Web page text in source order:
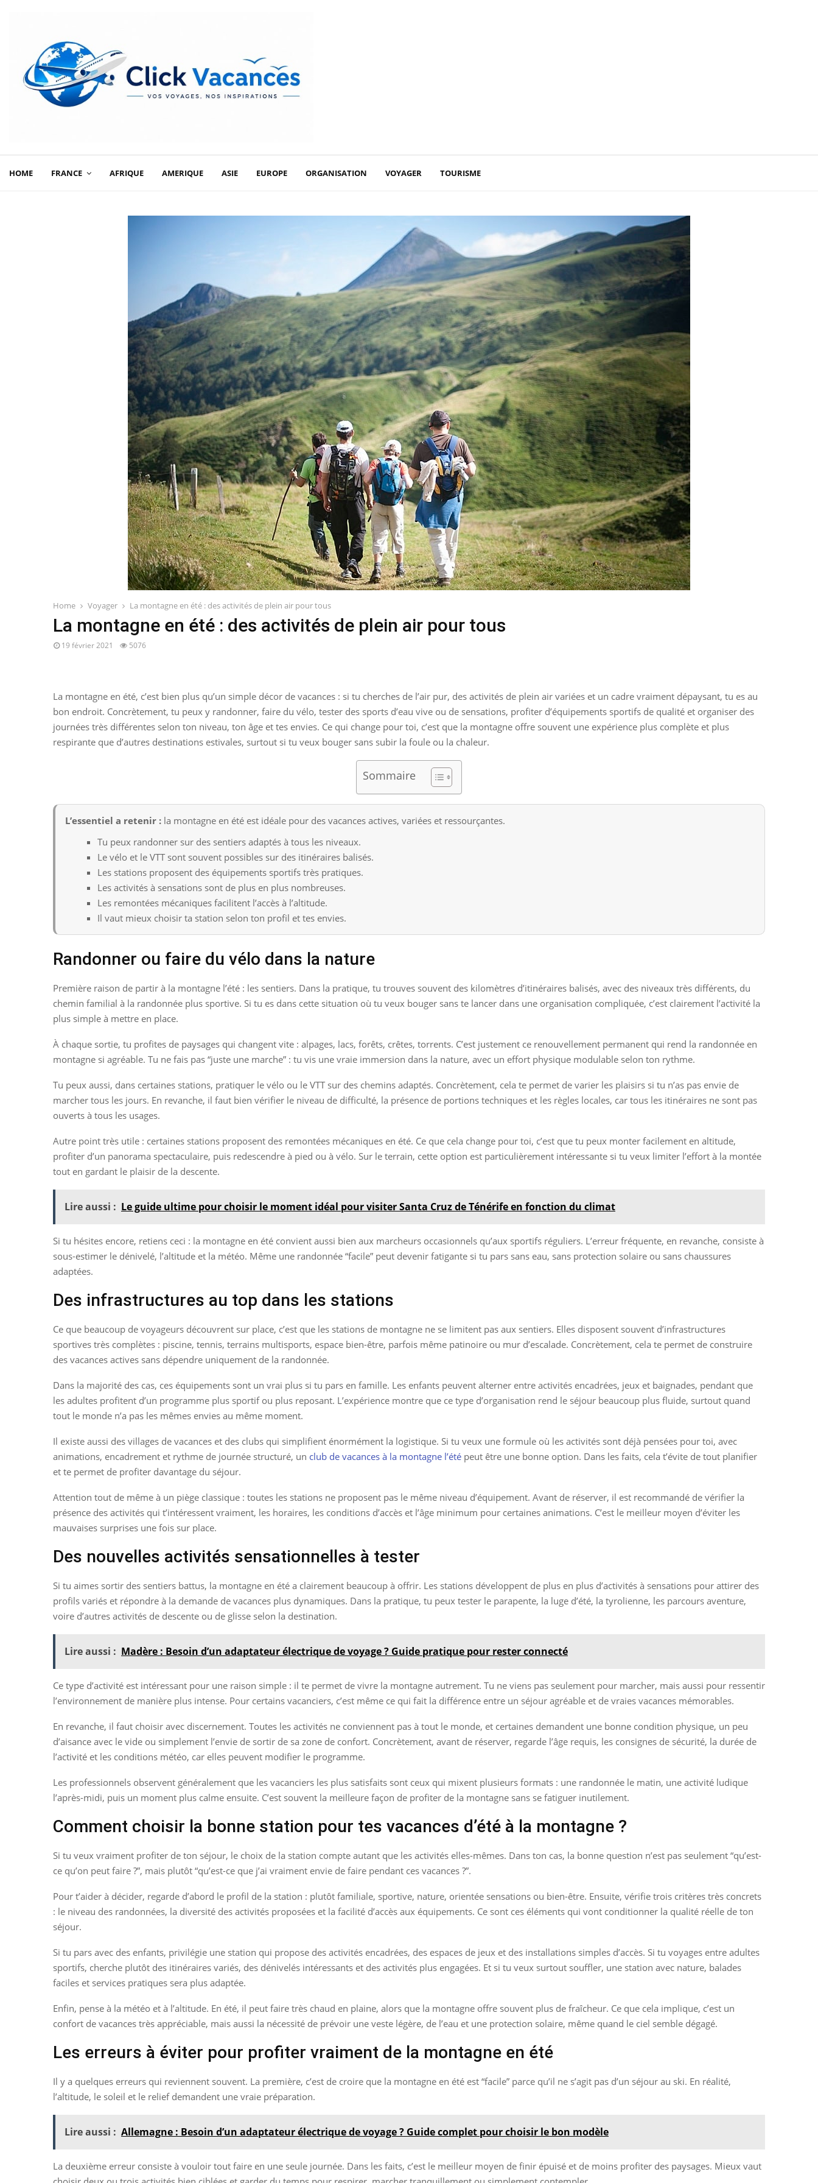
HOME FRANCE AFRIQUE AMERIQUE ASIE EUROPE ORGANISATION VOYAGER TOURISME
Home Voyager La montagne en été : des activités de plein air pour tous
La montagne en été : des activités de plein air pour tous
19 février 2021 5076
La montagne en été, c’est bien plus qu’un simple décor de vacances : si tu cherches de l’air pur, des activités de plein air variées et un cadre vraiment dépaysant, tu es au
bon endroit. Concrètement, tu peux y randonner, faire du vélo, tester des sports d’eau vive ou de sensations, profiter d’équipements sportifs de qualité et organiser des
journées très différentes selon ton niveau, ton âge et tes envies. Ce qui change pour toi, c’est que la montagne offre souvent une expérience plus complète et plus
respirante que d’autres destinations estivales, surtout si tu veux bouger sans subir la foule ou la chaleur.
Sommaire
L’essentiel a retenir : la montagne en été est idéale pour des vacances actives, variées et ressourçantes.
Tu peux randonner sur des sentiers adaptés à tous les niveaux.
Le vélo et le VTT sont souvent possibles sur des itinéraires balisés.
Les stations proposent des équipements sportifs très pratiques.
Les activités à sensations sont de plus en plus nombreuses.
Les remontées mécaniques facilitent l’accès à l’altitude.
Il vaut mieux choisir ta station selon ton profil et tes envies.
Randonner ou faire du vélo dans la nature
Première raison de partir à la montagne l’été : les sentiers. Dans la pratique, tu trouves souvent des kilomètres d’itinéraires balisés, avec des niveaux très différents, du
chemin familial à la randonnée plus sportive. Si tu es dans cette situation où tu veux bouger sans te lancer dans une organisation compliquée, c’est clairement l’activité la
plus simple à mettre en place.
À chaque sortie, tu profites de paysages qui changent vite : alpages, lacs, forêts, crêtes, torrents. C’est justement ce renouvellement permanent qui rend la randonnée en
montagne si agréable. Tu ne fais pas “juste une marche” : tu vis une vraie immersion dans la nature, avec un effort physique modulable selon ton rythme.
Tu peux aussi, dans certaines stations, pratiquer le vélo ou le VTT sur des chemins adaptés. Concrètement, cela te permet de varier les plaisirs si tu n’as pas envie de
marcher tous les jours. En revanche, il faut bien vérifier le niveau de difficulté, la présence de portions techniques et les règles locales, car tous les itinéraires ne sont pas
ouverts à tous les usages.
Autre point très utile : certaines stations proposent des remontées mécaniques en été. Ce que cela change pour toi, c’est que tu peux monter facilement en altitude,
profiter d’un panorama spectaculaire, puis redescendre à pied ou à vélo. Sur le terrain, cette option est particulièrement intéressante si tu veux limiter l’effort à la montée
tout en gardant le plaisir de la descente.
Lire aussi : Le guide ultime pour choisir le moment idéal pour visiter Santa Cruz de Ténérife en fonction du climat
Si tu hésites encore, retiens ceci : la montagne en été convient aussi bien aux marcheurs occasionnels qu’aux sportifs réguliers. L’erreur fréquente, en revanche, consiste à
sous-estimer le dénivelé, l’altitude et la météo. Même une randonnée “facile” peut devenir fatigante si tu pars sans eau, sans protection solaire ou sans chaussures
adaptées.
Des infrastructures au top dans les stations
Ce que beaucoup de voyageurs découvrent sur place, c’est que les stations de montagne ne se limitent pas aux sentiers. Elles disposent souvent d’infrastructures
sportives très complètes : piscine, tennis, terrains multisports, espace bien-être, parfois même patinoire ou mur d’escalade. Concrètement, cela te permet de construire
des vacances actives sans dépendre uniquement de la randonnée.
Dans la majorité des cas, ces équipements sont un vrai plus si tu pars en famille. Les enfants peuvent alterner entre activités encadrées, jeux et baignades, pendant que
les adultes profitent d’un programme plus sportif ou plus reposant. L’expérience montre que ce type d’organisation rend le séjour beaucoup plus fluide, surtout quand
tout le monde n’a pas les mêmes envies au même moment.
Il existe aussi des villages de vacances et des clubs qui simplifient énormément la logistique. Si tu veux une formule où les activités sont déjà pensées pour toi, avec
animations, encadrement et rythme de journée structuré, un club de vacances à la montagne l’été peut être une bonne option. Dans les faits, cela t’évite de tout planifier
et te permet de profiter davantage du séjour.
Attention tout de même à un piège classique : toutes les stations ne proposent pas le même niveau d’équipement. Avant de réserver, il est recommandé de vérifier la
présence des activités qui t’intéressent vraiment, les horaires, les conditions d’accès et l’âge minimum pour certaines animations. C’est le meilleur moyen d’éviter les
mauvaises surprises une fois sur place.
Des nouvelles activités sensationnelles à tester
Si tu aimes sortir des sentiers battus, la montagne en été a clairement beaucoup à offrir. Les stations développent de plus en plus d’activités à sensations pour attirer des
profils variés et répondre à la demande de vacances plus dynamiques. Dans la pratique, tu peux tester le parapente, la luge d’été, la tyrolienne, les parcours aventure,
voire d’autres activités de descente ou de glisse selon la destination.
Lire aussi : Madère : Besoin d’un adaptateur électrique de voyage ? Guide pratique pour rester connecté
Ce type d’activité est intéressant pour une raison simple : il te permet de vivre la montagne autrement. Tu ne viens pas seulement pour marcher, mais aussi pour ressentir
l’environnement de manière plus intense. Pour certains vacanciers, c’est même ce qui fait la différence entre un séjour agréable et de vraies vacances mémorables.
En revanche, il faut choisir avec discernement. Toutes les activités ne conviennent pas à tout le monde, et certaines demandent une bonne condition physique, un peu
d’aisance avec le vide ou simplement l’envie de sortir de sa zone de confort. Concrètement, avant de réserver, regarde l’âge requis, les consignes de sécurité, la durée de
l’activité et les conditions météo, car elles peuvent modifier le programme.
Les professionnels observent généralement que les vacanciers les plus satisfaits sont ceux qui mixent plusieurs formats : une randonnée le matin, une activité ludique
l’après-midi, puis un moment plus calme ensuite. C’est souvent la meilleure façon de profiter de la montagne sans se fatiguer inutilement.
Comment choisir la bonne station pour tes vacances d’été à la montagne ?
Si tu veux vraiment profiter de ton séjour, le choix de la station compte autant que les activités elles-mêmes. Dans ton cas, la bonne question n’est pas seulement “qu’est-
ce qu’on peut faire ?”, mais plutôt “qu’est-ce que j’ai vraiment envie de faire pendant ces vacances ?”.
Pour t’aider à décider, regarde d’abord le profil de la station : plutôt familiale, sportive, nature, orientée sensations ou bien-être. Ensuite, vérifie trois critères très concrets
: le niveau des randonnées, la diversité des activités proposées et la facilité d’accès aux équipements. Ce sont ces éléments qui vont conditionner la qualité réelle de ton
séjour.
Si tu pars avec des enfants, privilégie une station qui propose des activités encadrées, des espaces de jeux et des installations simples d’accès. Si tu voyages entre adultes
sportifs, cherche plutôt des itinéraires variés, des dénivelés intéressants et des activités plus engagées. Et si tu veux surtout souffler, une station avec nature, balades
faciles et services pratiques sera plus adaptée.
Enfin, pense à la météo et à l’altitude. En été, il peut faire très chaud en plaine, alors que la montagne offre souvent plus de fraîcheur. Ce que cela implique, c’est un
confort de vacances très appréciable, mais aussi la nécessité de prévoir une veste légère, de l’eau et une protection solaire, même quand le ciel semble dégagé.
Les erreurs à éviter pour profiter vraiment de la montagne en été
Il y a quelques erreurs qui reviennent souvent. La première, c’est de croire que la montagne en été est “facile” parce qu’il ne s’agit pas d’un séjour au ski. En réalité,
l’altitude, le soleil et le relief demandent une vraie préparation.
Lire aussi : Allemagne : Besoin d’un adaptateur électrique de voyage ? Guide complet pour choisir le bon modèle
La deuxième erreur consiste à vouloir tout faire en une seule journée. Dans les faits, c’est le meilleur moyen de finir épuisé et de moins profiter des paysages. Mieux vaut